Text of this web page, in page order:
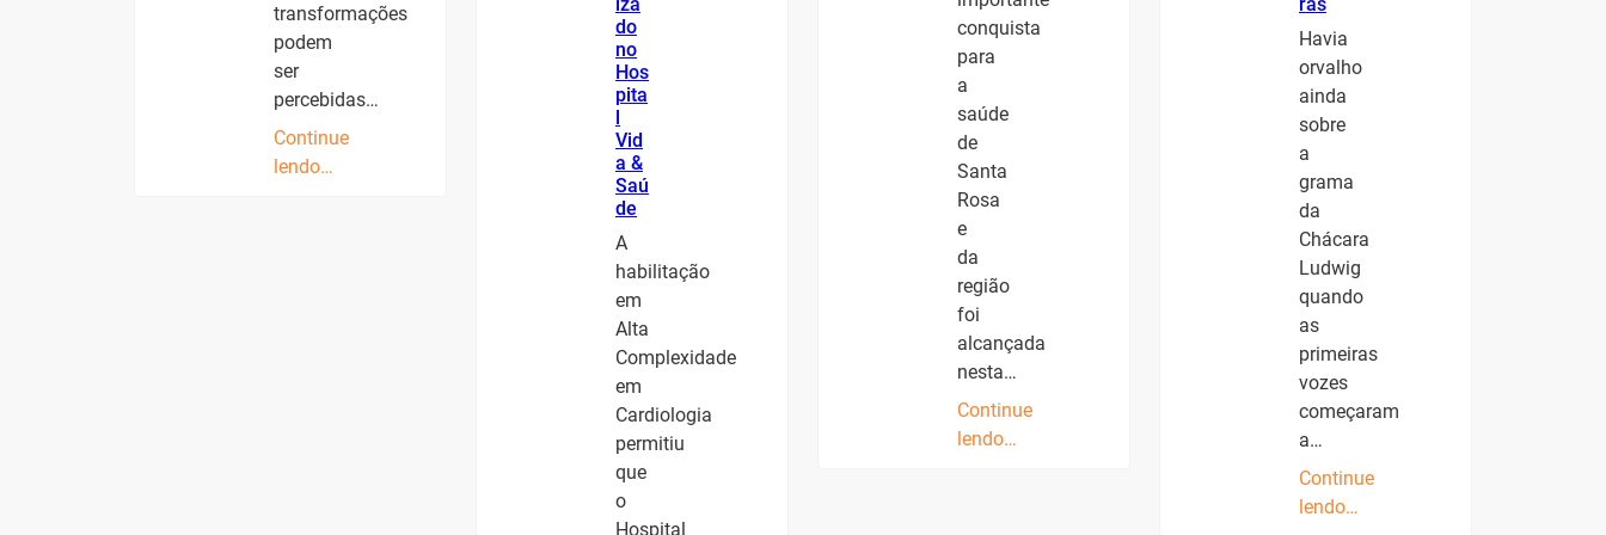
transformações
podem
ser
percebidas…
Continue
lendo…
iza
do
no
Hos
pita
Vid
a &
Saú
de
A
habilitação
em
Alta
Complexidade
em
Cardiologia
permitiu
que
o
Hospital
conquista
para
a
saúde
de
Santa
Rosa
e
da
região
foi
alcançada
nesta…
Continue
lendo…
ras
Havia
orvalho
ainda
sobre
a
grama
da
Chácara
Ludwig
quando
as
primeiras
vozes
começaram
a…
Continue
lendo…